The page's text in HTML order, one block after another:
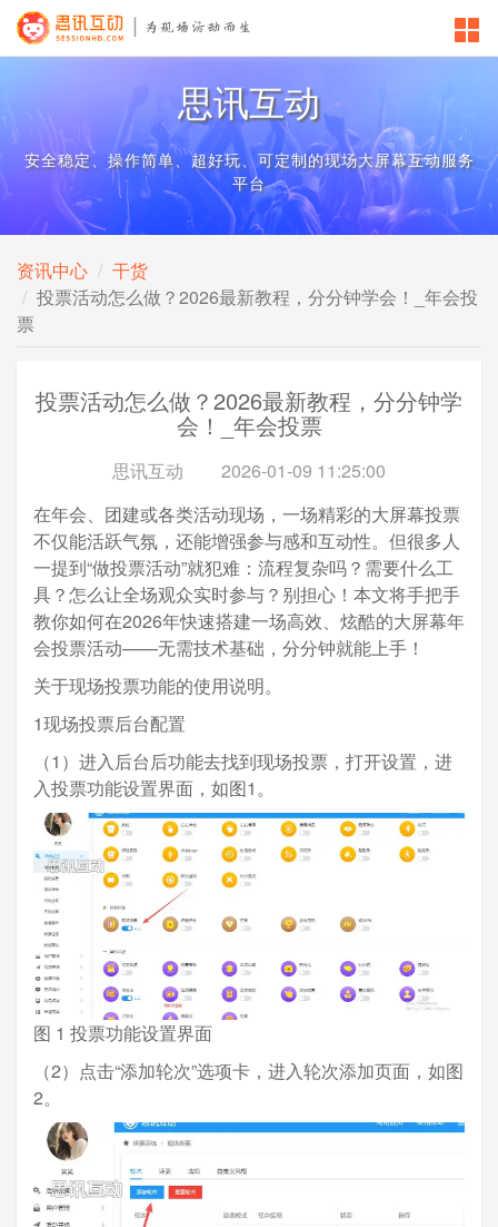
思讯互动
安全稳定、操作简单、超好玩、可定制的现场大屏幕互动服务
平台
资讯中心
干货
投票活动怎么做？2026最新教程，分分钟学会！_年会投
票
投票活动怎么做？2026最新教程，分分钟学
会！_年会投票
思讯互动
2026-01-09 11:25:00
在年会、团建或各类活动现场，一场精彩的大屏幕投票
不仅能活跃气氛，还能增强参与感和互动性。但很多人
一提到“做投票活动”就犯难：流程复杂吗？需要什么工
具？怎么让全场观众实时参与？别担心！本文将手把手
教你如何在2026年快速搭建一场高效、炫酷的大屏幕年
会投票活动——无需技术基础，分分钟就能上手！
关于现场投票功能的使用说明。
1现场投票后台配置
（1）进入后台后功能去找到现场投票，打开设置，进
入投票功能设置界面，如图1。
图 1 投票功能设置界面
（2）点击“添加轮次”选项卡，进入轮次添加页面，如图
2。